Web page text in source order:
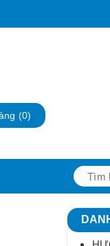
(0)